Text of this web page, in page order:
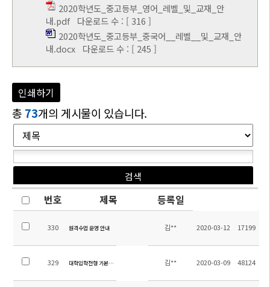
2020학년도_중고등부_영어_레벨_및_교재_안
내.pdf다운로드 수 : [ 316 ]
2020학년도_중고등부_중국어__레벨__및_교재_안
내.docx 다운로드 수 : [ 245 ]
인쇄하기
총 73개의 게시물이 있습니다.
번호 제목 등록일
330 원격수업 운영 안내 김** 2020-03-12 17199
329 대학입학전형 기본사항 개정 안내 김** 2020-03-09 48124